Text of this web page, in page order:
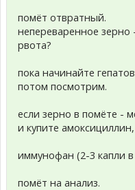
помёт отвратный.
непереваренное зерно
рвота?
пока начинайте
потом посмотрим.
если зерно в помёте -
и купите
иммунофан (2-3 капли
помёт на анализ.